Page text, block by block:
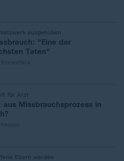
ausgehoben
"Eine der
Taten"
für Arzt
aus Missbrauchsprozess in
Eltern werden